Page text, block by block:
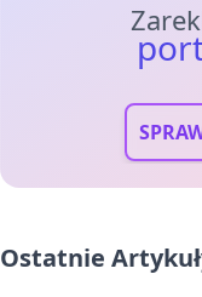
Ostatnie